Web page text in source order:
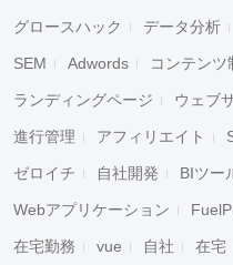
グロースハック データ分析
SEM Adwords コンテンツ
ランディングページ ウェブ
進行管理 アフィリエイト
ゼロイチ 自社開発 BIツー
Webアプリケーション
在宅勤務 vue 自社 在宅